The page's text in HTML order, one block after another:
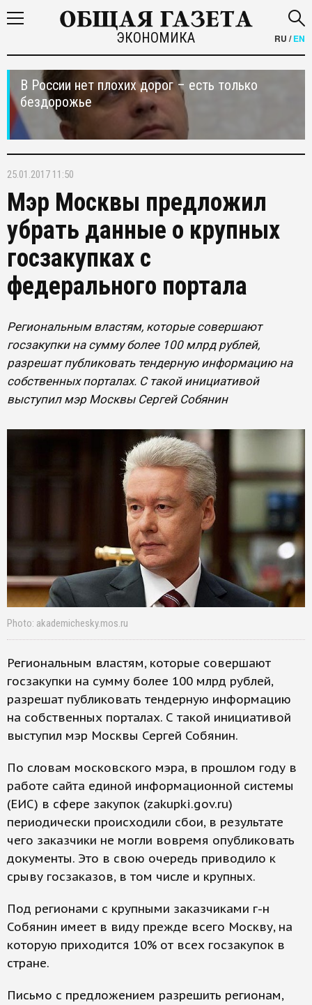
ЭКОНОМИКА RU /EN
В России нет плохих дорог – есть только
бездорожье
25.01.2017 11:50
Мэр Москвы предложил
убрать данные о крупных
госзакупках с
федерального портала
Региональным властям, которые совершают
госзакупки на сумму более 100 млрд рублей,
разрешат публиковать тендерную информацию на
собственных порталах. С такой инициативой
выступил мэр Москвы Сергей Собянин
Photo: akademichesky.mos.ru
Региональным властям, которые совершают
госзакупки на сумму более 100 млрд рублей,
разрешат публиковать тендерную информацию
на собственных порталах. С такой инициативой
выступил мэр Москвы Сергей Собянин.
По словам московского мэра, в прошлом году в
работе сайта единой информационной системы
(ЕИС) в сфере закупок (zakupki.gov.ru)
периодически происходили сбои, в результате
чего заказчики не могли вовремя опубликовать
документы. Это в свою очередь приводило к
срыву госзаказов, в том числе и крупных.
Под регионами с крупными заказчиками г-н
Собянин имеет в виду прежде всего Москву, на
которую приходится 10% от всех госзакупок в
стране.
Письмо с предложением разрешить регионам,